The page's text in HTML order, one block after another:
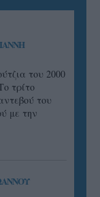
του 2000
τρίτο
του
με την